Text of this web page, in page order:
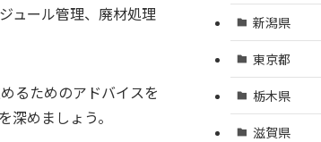
ュール管理、廃材処理
るためのアドバイスを
めましょう。
新潟県
東京都
栃木県
滋賀県